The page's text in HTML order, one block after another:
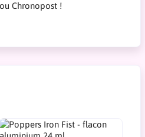
Chronopost !